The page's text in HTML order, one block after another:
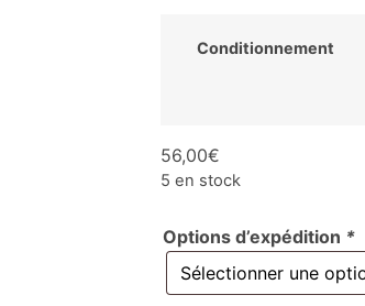
Conditionnement
56,00€
5 en stock
Options d’expédition *